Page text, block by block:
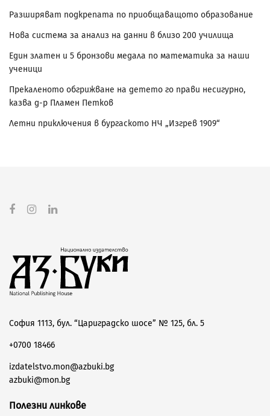
Разширяват подкрепата по приобщаващото образование
Нова система за анализ на данни в близо 200 училища
Един златен и 5 бронзови медала по математика за наши
ученици
Прекаленото обгрижване на детето го прави несигурно,
казва д-р Пламен Петков
Летни приключения в бургаското НЧ „Изгрев 1909“
София 1113, бул. “Цариградско шосе” № 125, бл. 5
+0700 18466
izdatelstvo.mon@azbuki.bg
azbuki@mon.bg
Полезни линкове